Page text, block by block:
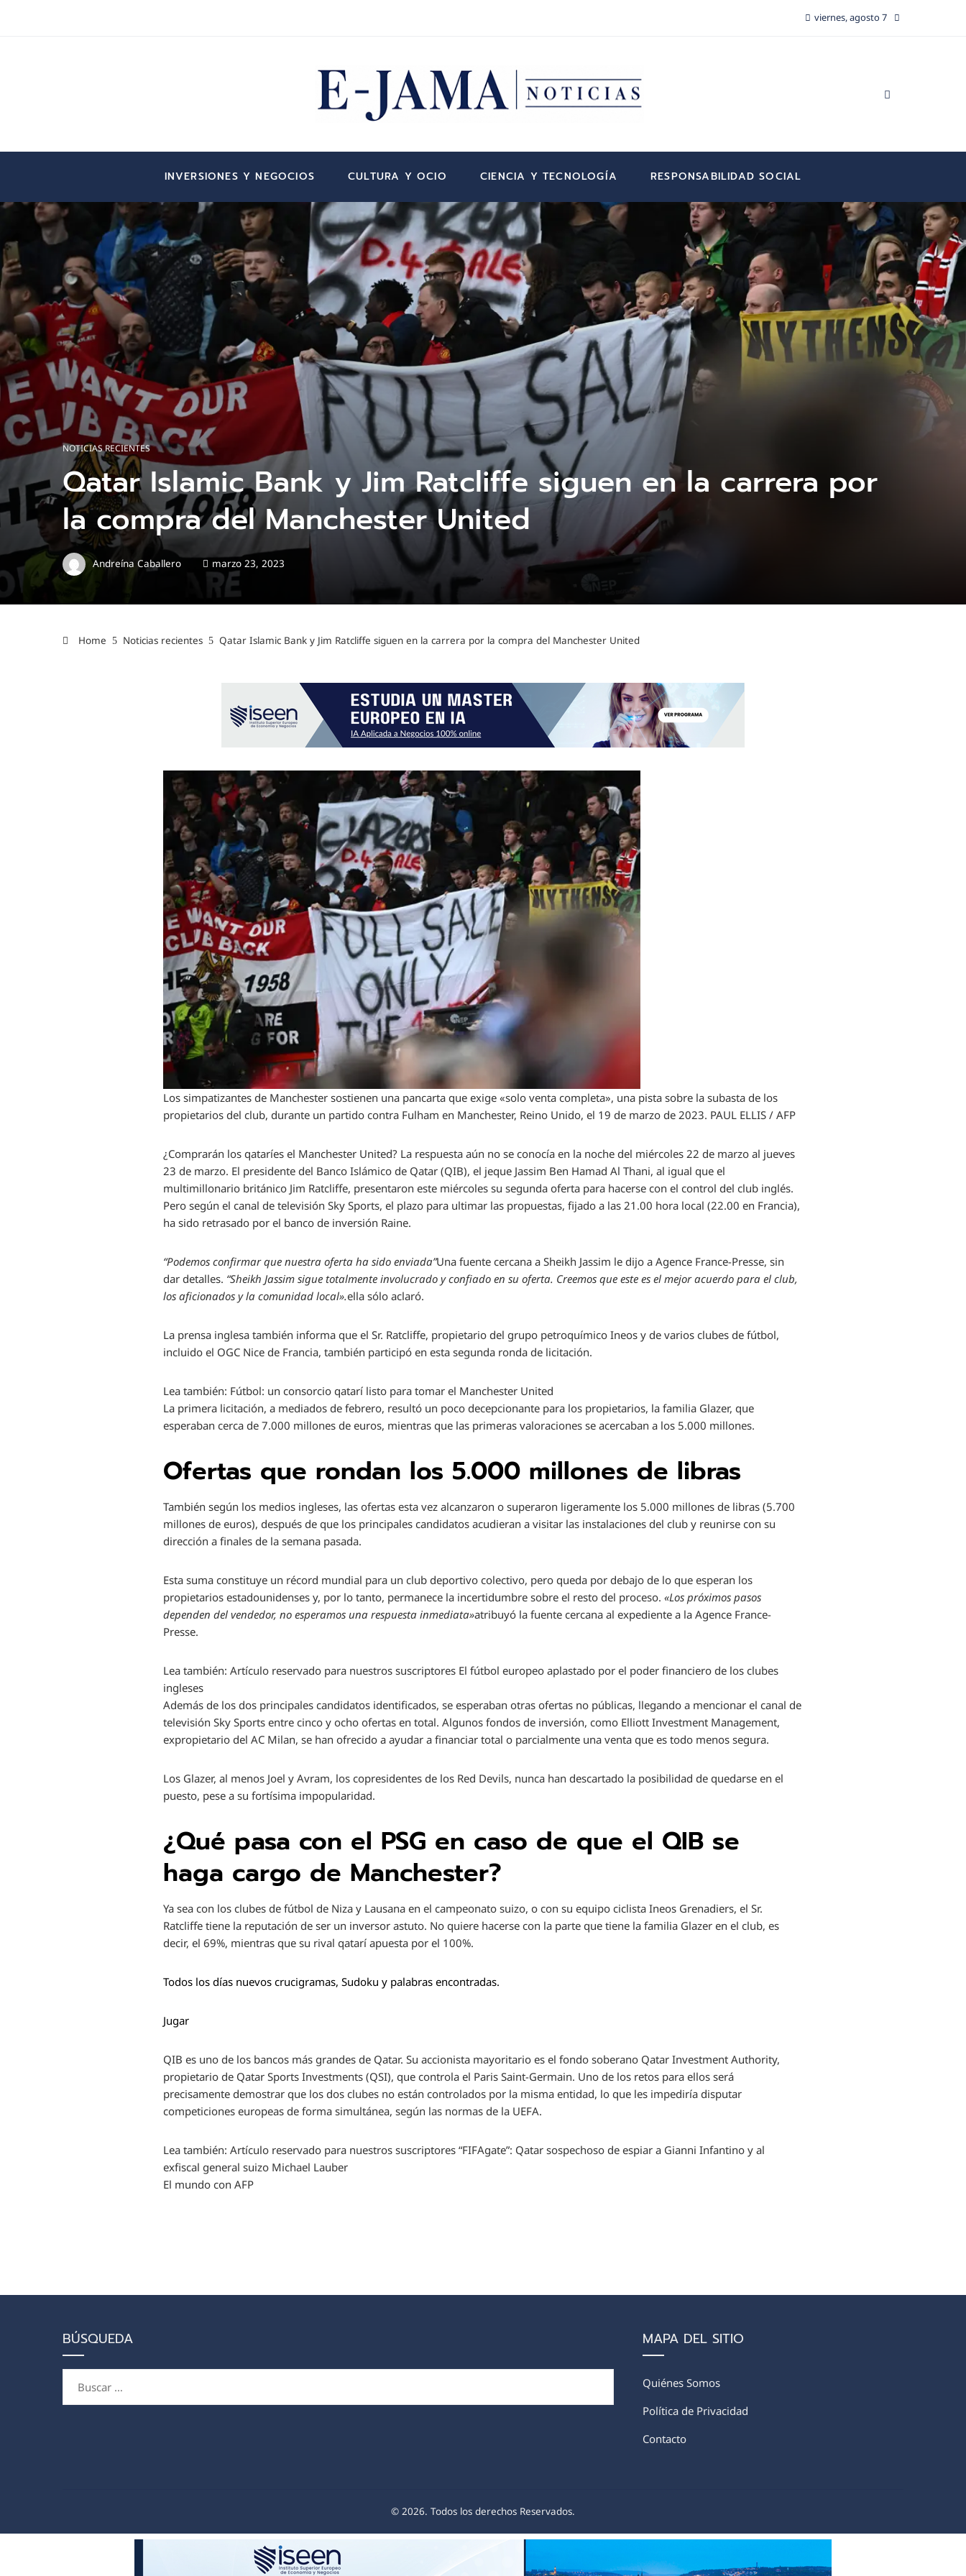
viernes, agosto 7
INVERSIONES Y NEGOCIOS CULTURA Y OCIO CIENCIA Y TECNOLOGÍA RESPONSABILIDAD SOCIAL
NOTICIAS RECIENTES
Qatar Islamic Bank y Jim Ratcliffe siguen en la carrera por
la compra del Manchester United
Andreína Caballero marzo 23, 2023
Home Noticias recientes Qatar Islamic Bank y Jim Ratcliffe siguen en la carrera por la compra del Manchester United
Los simpatizantes de Manchester sostienen una pancarta que exige «solo venta completa», una pista sobre la subasta de los
propietarios del club, durante un partido contra Fulham en Manchester, Reino Unido, el 19 de marzo de 2023. PAUL ELLIS / AFP
¿Comprarán los qataríes el Manchester United? La respuesta aún no se conocía en la noche del miércoles 22 de marzo al jueves
23 de marzo. El presidente del Banco Islámico de Qatar (QIB), el jeque Jassim Ben Hamad Al Thani, al igual que el
multimillonario británico Jim Ratcliffe, presentaron este miércoles su segunda oferta para hacerse con el control del club inglés.
Pero según el canal de televisión Sky Sports, el plazo para ultimar las propuestas, fijado a las 21.00 hora local (22.00 en Francia),
ha sido retrasado por el banco de inversión Raine.
“Podemos confirmar que nuestra oferta ha sido enviada”Una fuente cercana a Sheikh Jassim le dijo a Agence France-Presse, sin
dar detalles. “Sheikh Jassim sigue totalmente involucrado y confiado en su oferta. Creemos que este es el mejor acuerdo para el club,
los aficionados y la comunidad local».ella sólo aclaró.
La prensa inglesa también informa que el Sr. Ratcliffe, propietario del grupo petroquímico Ineos y de varios clubes de fútbol, ​​
incluido el OGC Nice de Francia, también participó en esta segunda ronda de licitación.
Lea también: Fútbol: un consorcio qatarí listo para tomar el Manchester United
La primera licitación, a mediados de febrero, resultó un poco decepcionante para los propietarios, la familia Glazer, que
esperaban cerca de 7.000 millones de euros, mientras que las primeras valoraciones se acercaban a los 5.000 millones.
Ofertas que rondan los 5.000 millones de libras
También según los medios ingleses, las ofertas esta vez alcanzaron o superaron ligeramente los 5.000 millones de libras (5.700
millones de euros), después de que los principales candidatos acudieran a visitar las instalaciones del club y reunirse con su
dirección a finales de la semana pasada.
Esta suma constituye un récord mundial para un club deportivo colectivo, pero queda por debajo de lo que esperan los
propietarios estadounidenses y, por lo tanto, permanece la incertidumbre sobre el resto del proceso.«Los próximos pasos
dependen del vendedor, no esperamos una respuesta inmediata»atribuyó la fuente cercana al expediente a la Agence France-
Presse.
Lea también: Artículo reservado para nuestros suscriptores El fútbol europeo aplastado por el poder financiero de los clubes
ingleses
Además de los dos principales candidatos identificados, se esperaban otras ofertas no públicas, llegando a mencionar el canal de
televisión Sky Sports entre cinco y ocho ofertas en total. Algunos fondos de inversión, como Elliott Investment Management,
expropietario del AC Milan, se han ofrecido a ayudar a financiar total o parcialmente una venta que es todo menos segura.
Los Glazer, al menos Joel y Avram, los copresidentes de los Red Devils, nunca han descartado la posibilidad de quedarse en el
puesto, pese a su fortísima impopularidad.
¿Qué pasa con el PSG en caso de que el QIB se
haga cargo de Manchester?
Ya sea con los clubes de fútbol de Niza y Lausana en el campeonato suizo, o con su equipo ciclista Ineos Grenadiers, el Sr.
Ratcliffe tiene la reputación de ser un inversor astuto. No quiere hacerse con la parte que tiene la familia Glazer en el club, es
decir, el 69%, mientras que su rival qatarí apuesta por el 100%.
Todos los días nuevos crucigramas, Sudoku y palabras encontradas.
Jugar
QIB es uno de los bancos más grandes de Qatar. Su accionista mayoritario es el fondo soberano Qatar Investment Authority,
propietario de Qatar Sports Investments (QSI), que controla el Paris Saint-Germain. Uno de los retos para ellos será
precisamente demostrar que los dos clubes no están controlados por la misma entidad, lo que les impediría disputar
competiciones europeas de forma simultánea, según las normas de la UEFA.
Lea también: Artículo reservado para nuestros suscriptores “FIFAgate”: Qatar sospechoso de espiar a Gianni Infantino y al
exfiscal general suizo Michael Lauber
El mundo con AFP
BÚSQUEDA MAPA DEL SITIO
Quiénes Somos
Política de Privacidad
Contacto
© 2026. Todos los derechos Reservados.